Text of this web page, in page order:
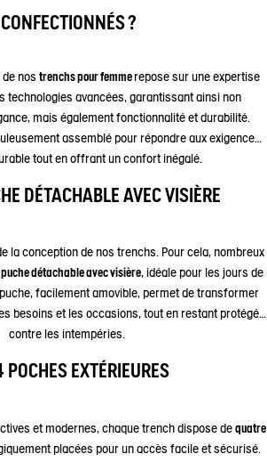
CONFECTIONNÉS ?
nos trenchs pour femme repose sur une expertise
technologies avancées, garantissant ainsi non
mais également fonctionnalité et durabilité.
assemblé pour répondre aux exigences
tout en offrant un confort inégalé.
DÉTACHABLE AVEC VISIÈRE
la conception de nos trenchs. Pour cela, nombreux
détachable avec visière, idéale pour les jours de
facilement amovible, permet de transformer
besoins et les occasions, tout en restant protégé
contre les intempéries.
POCHES EXTÉRIEURES
et modernes, chaque trench dispose de quatre
placées pour un accès facile et sécurisé.